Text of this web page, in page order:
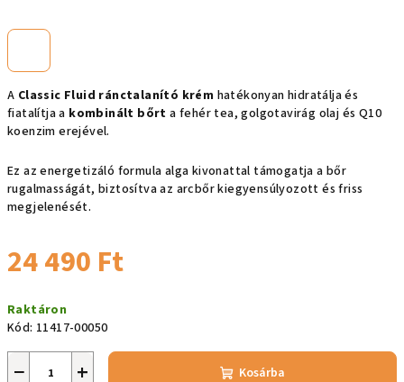
A Classic Fluid ránctalanító krém hatékonyan hidratálja és
fiatalítja a kombinált bőrt a fehér tea, golgotavirág olaj és Q10
koenzim erejével.
Ez az energetizáló formula alga kivonattal támogatja a bőr
rugalmasságát, biztosítva az arcbőr kiegyensúlyozott és friss
megjelenését.
24 490 Ft
Raktáron
Kód: 11417-00050
+
− Kosárba